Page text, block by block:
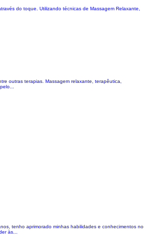
do toque. Utilizando técnicas de Massagem Relaxante,
outras terapias. Massagem relaxante, terapêutica,
tenho aprimorado minhas habilidades e conhecimentos no
às...